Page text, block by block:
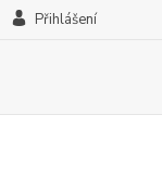
Přihlášení